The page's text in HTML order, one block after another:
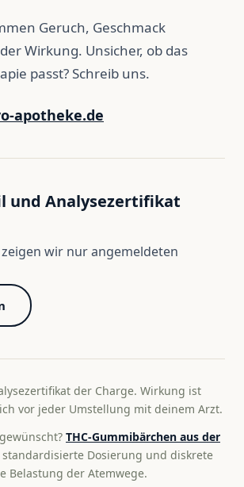
Geruch, Geschmack
Wirkung. Unsicher, ob das
passt? Schreib uns.
apotheke.de
und Analysezertifikat
wir nur angemeldeten
der Charge. Wirkung ist
vor jeder Umstellung mit deinem Arzt.
THC-Gummibärchen aus der
Dosierung und diskrete
Belastung der Atemwege.